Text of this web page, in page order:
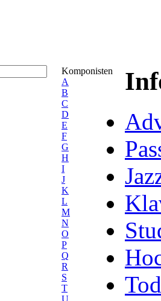
Komponisten
A
B
C
D
E
F
G
H
I
J
K
L
M
N
O
P
Q
R
S
T
U